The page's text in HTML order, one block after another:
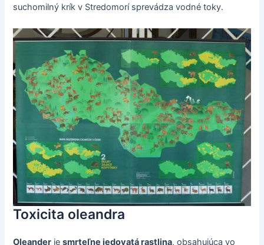
suchomilný krík v Stredomorí sprevádza vodné toky.
Toxicita oleandra
Oleander jesmrteľne jedovatá rastlina, obsahujúca vo